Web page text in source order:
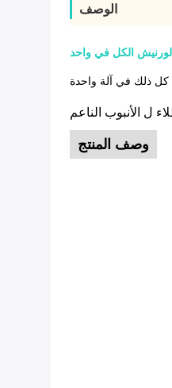
الوصف
وصف المنتج